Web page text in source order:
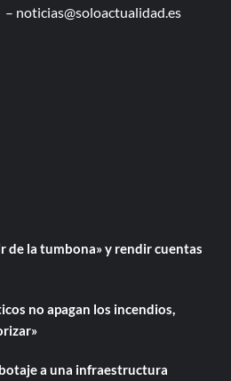
– noticias@soloactualidad.es
de la tumbona» y rendir cuentas
no apagan los incendios,
a una infraestructura